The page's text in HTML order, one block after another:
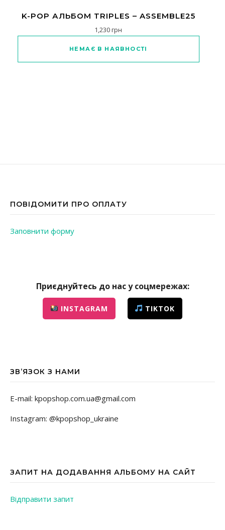
K-POP АЛЬБОМ TRIPLES – ASSEMBLE25
1,230грн
НЕМАЄ В НАЯВНОСТІ
ПОВІДОМИТИ ПРО ОПЛАТУ
Заповнити форму
Приєднуйтесь до нас у соцмережах:
INSTAGRAM TIKTOK
ЗВ’ЯЗОК З НАМИ
E-mail: kpopshop.com.ua@gmail.com
Instagram: @kpopshop_ukraine
ЗАПИТ НА ДОДАВАННЯ АЛЬБОМУ НА САЙТ
Відправити запит